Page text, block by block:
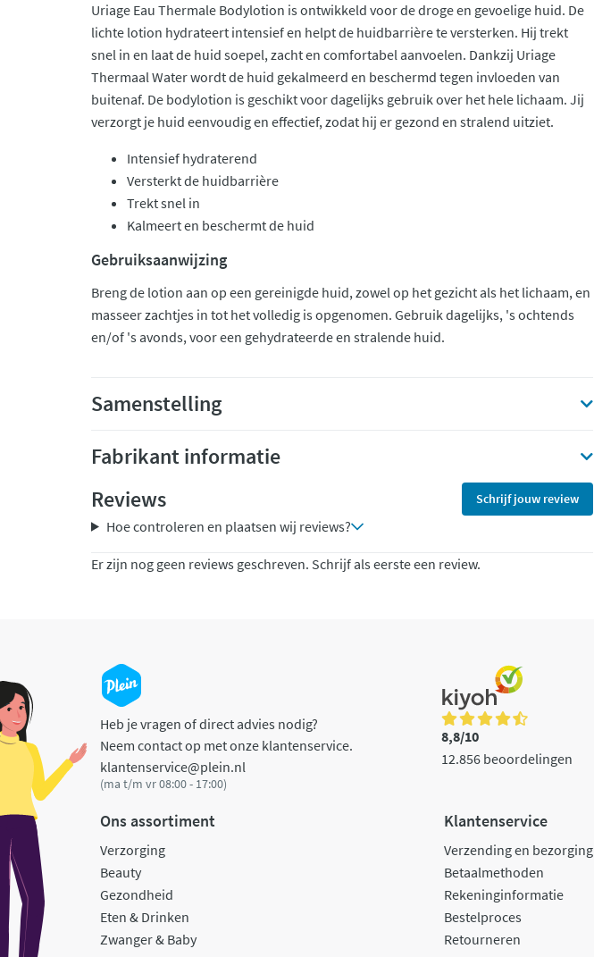
Uriage Eau Thermale Bodylotion is ontwikkeld voor de droge en gevoelige huid. De
lichte lotion hydrateert intensief en helpt de huidbarrière te versterken. Hij trekt
snel in en laat de huid soepel, zacht en comfortabel aanvoelen. Dankzij Uriage
Thermaal Water wordt de huid gekalmeerd en beschermd tegen invloeden van
buitenaf. De bodylotion is geschikt voor dagelijks gebruik over het hele lichaam. Jij
verzorgt je huid eenvoudig en effectief, zodat hij er gezond en stralend uitziet.
Intensief hydraterend
Versterkt de huidbarrière
Trekt snel in
Kalmeert en beschermt de huid
Gebruiksaanwijzing
Breng de lotion aan op een gereinigde huid, zowel op het gezicht als het lichaam, en
masseer zachtjes in tot het volledig is opgenomen. Gebruik dagelijks, 's ochtends
en/of 's avonds, voor een gehydrateerde en stralende huid.
Samenstelling
Fabrikant informatie
Reviews
Schrijf jouw review
Hoe controleren en plaatsen wij reviews?
Er zijn nog geen reviews geschreven. Schrijf als eerste een review.
Heb je vragen of direct advies nodig?
Neem contact op met onze klantenservice.
klantenservice@plein.nl
(ma t/m vr 08:00 - 17:00)
8,8/10
12.856 beoordelingen
Ons assortiment
Verzorging
Beauty
Gezondheid
Eten & Drinken
Zwanger & Baby
Klantenservice
Verzending en bezorging
Betaalmethoden
Rekeninginformatie
Bestelproces
Retourneren